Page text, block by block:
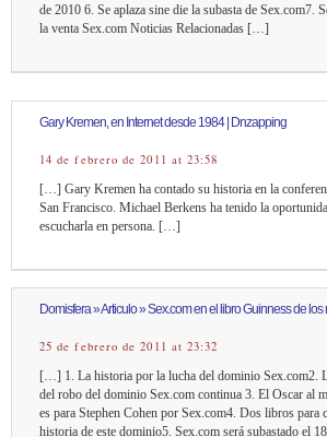
de 2010 6. Se aplaza sine die la subasta de Sex.com7.
la venta Sex.com Noticias Relacionadas […]
Gary Kremen, en Internet desde 1984 | Dnzapping
14 de febrero de 2011 at 23:58
[…] Gary Kremen ha contado su historia en la
San Francisco. Michael Berkens ha tenido la
escucharla en persona. […]
Domisfera » Articulo » Sex.com en el libro Guinness de los
25 de febrero de 2011 at 23:32
[…] 1. La historia por la lucha del dominio Sex.com2.
del robo del dominio Sex.com continua 3. El Oscar al
es para Stephen Cohen por Sex.com4. Dos libros para
historia de este dominio5. Sex.com será subastado el